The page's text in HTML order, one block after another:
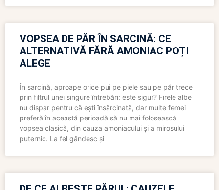
VOPSEA DE PĂR ÎN SARCINĂ: CE
ALTERNATIVĂ FĂRĂ AMONIAC POȚI
ALEGE
În sarcină, aproape orice pui pe piele sau pe păr trece
prin filtrul unei singure întrebări: este sigur? Firele albe
nu dispar pentru că ești însărcinată, dar multe femei
preferă în această perioadă să nu mai folosească
vopsea clasică, din cauza amoniacului și a mirosului
puternic. La fel gândesc și